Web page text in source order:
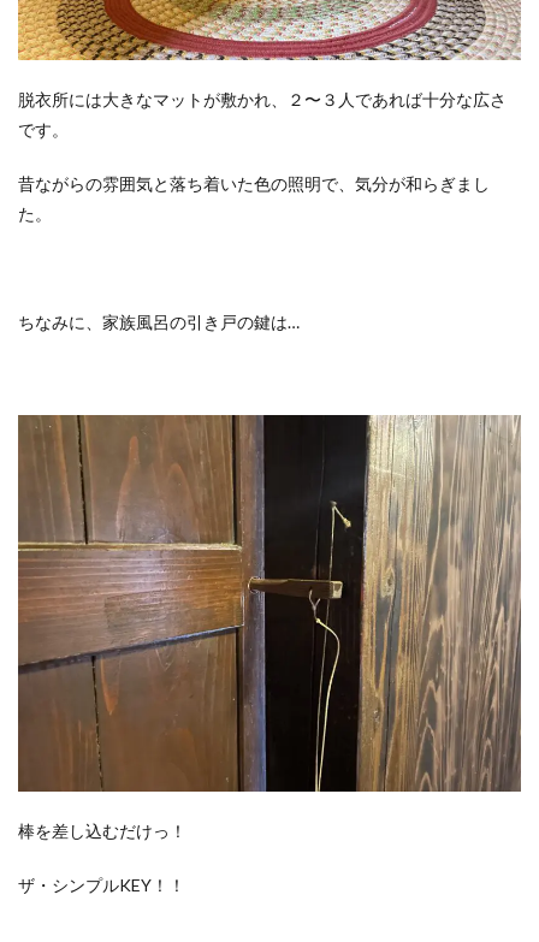
脱衣所には大きなマットが敷かれ、２〜３人であれば十分な広さ
です。
昔ながらの雰囲気と落ち着いた色の照明で、気分が和らぎまし
た。
ちなみに、家族風呂の引き戸の鍵は…
棒を差し込むだけっ！
ザ・シンプルKEY！！